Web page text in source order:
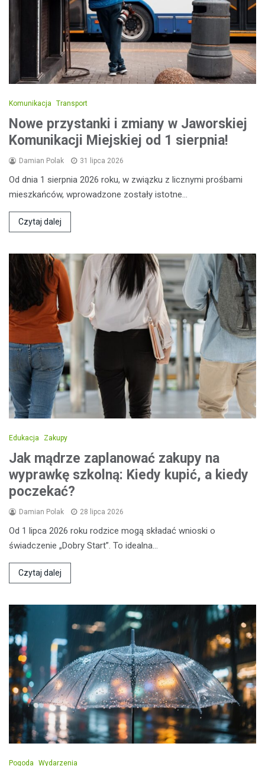
Komunikacja Transport
Nowe przystanki i zmiany w Jaworskiej
Komunikacji Miejskiej od 1 sierpnia!
Damian Polak 31 lipca 2026
Od dnia 1 sierpnia 2026 roku, w związku z licznymi prośbami
mieszkańców, wprowadzone zostały istotne…
Czytaj dalej
Edukacja Zakupy
Jak mądrze zaplanować zakupy na
wyprawkę szkolną: Kiedy kupić, a kiedy
poczekać?
Damian Polak 28 lipca 2026
Od 1 lipca 2026 roku rodzice mogą składać wnioski o
świadczenie „Dobry Start”. To idealna…
Czytaj dalej
Pogoda Wydarzenia